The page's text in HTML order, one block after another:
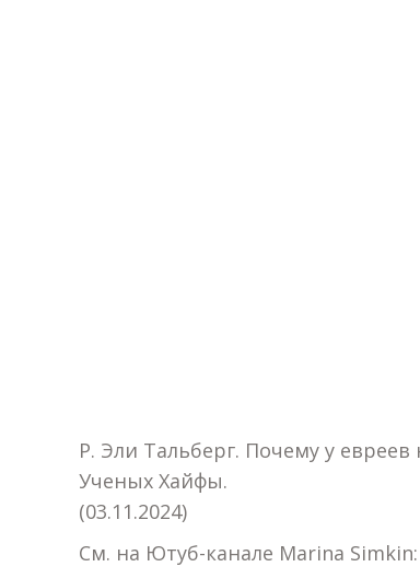
Р. Эли Тальберг. Почему у
Ученых Хайфы.
(03.11.2024)
См. на Ютуб-канале Marina Simkin: